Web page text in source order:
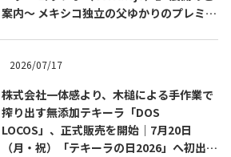
案内〜 メキシコ独立の父ゆかりのプレミア
2026/07/17
株式会社一体感より、木槌による手作業で
搾り出す無添加テキーラ「DOS
LOCOS」、正式販売を開始｜7月20日
（月・祝）「テキーラの日2026」へ初出